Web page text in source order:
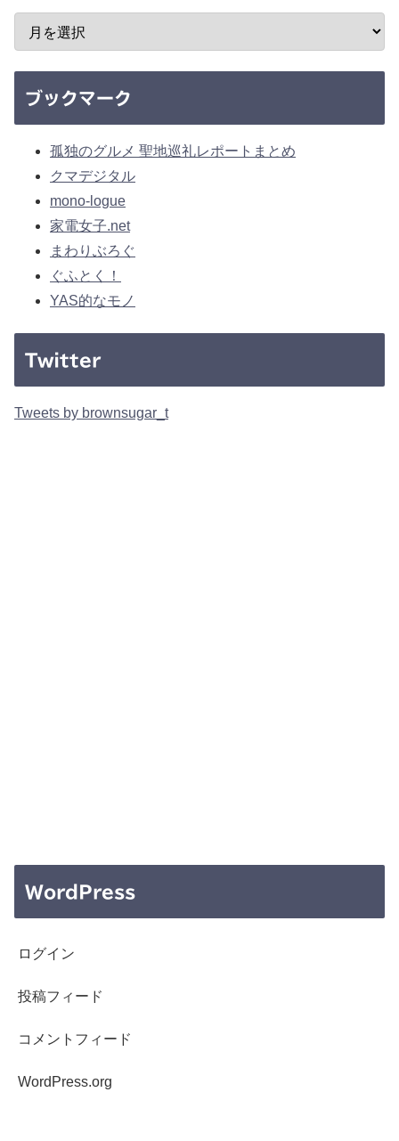
ブックマーク
孤独のグルメ 聖地巡礼レポートまとめ
クマデジタル
mono-logue
家電女子.net
まわりぶろぐ
ぐふとく！
YAS的なモノ
Twitter
Tweets by brownsugar_t
WordPress
ログイン
投稿フィード
コメントフィード
WordPress.org